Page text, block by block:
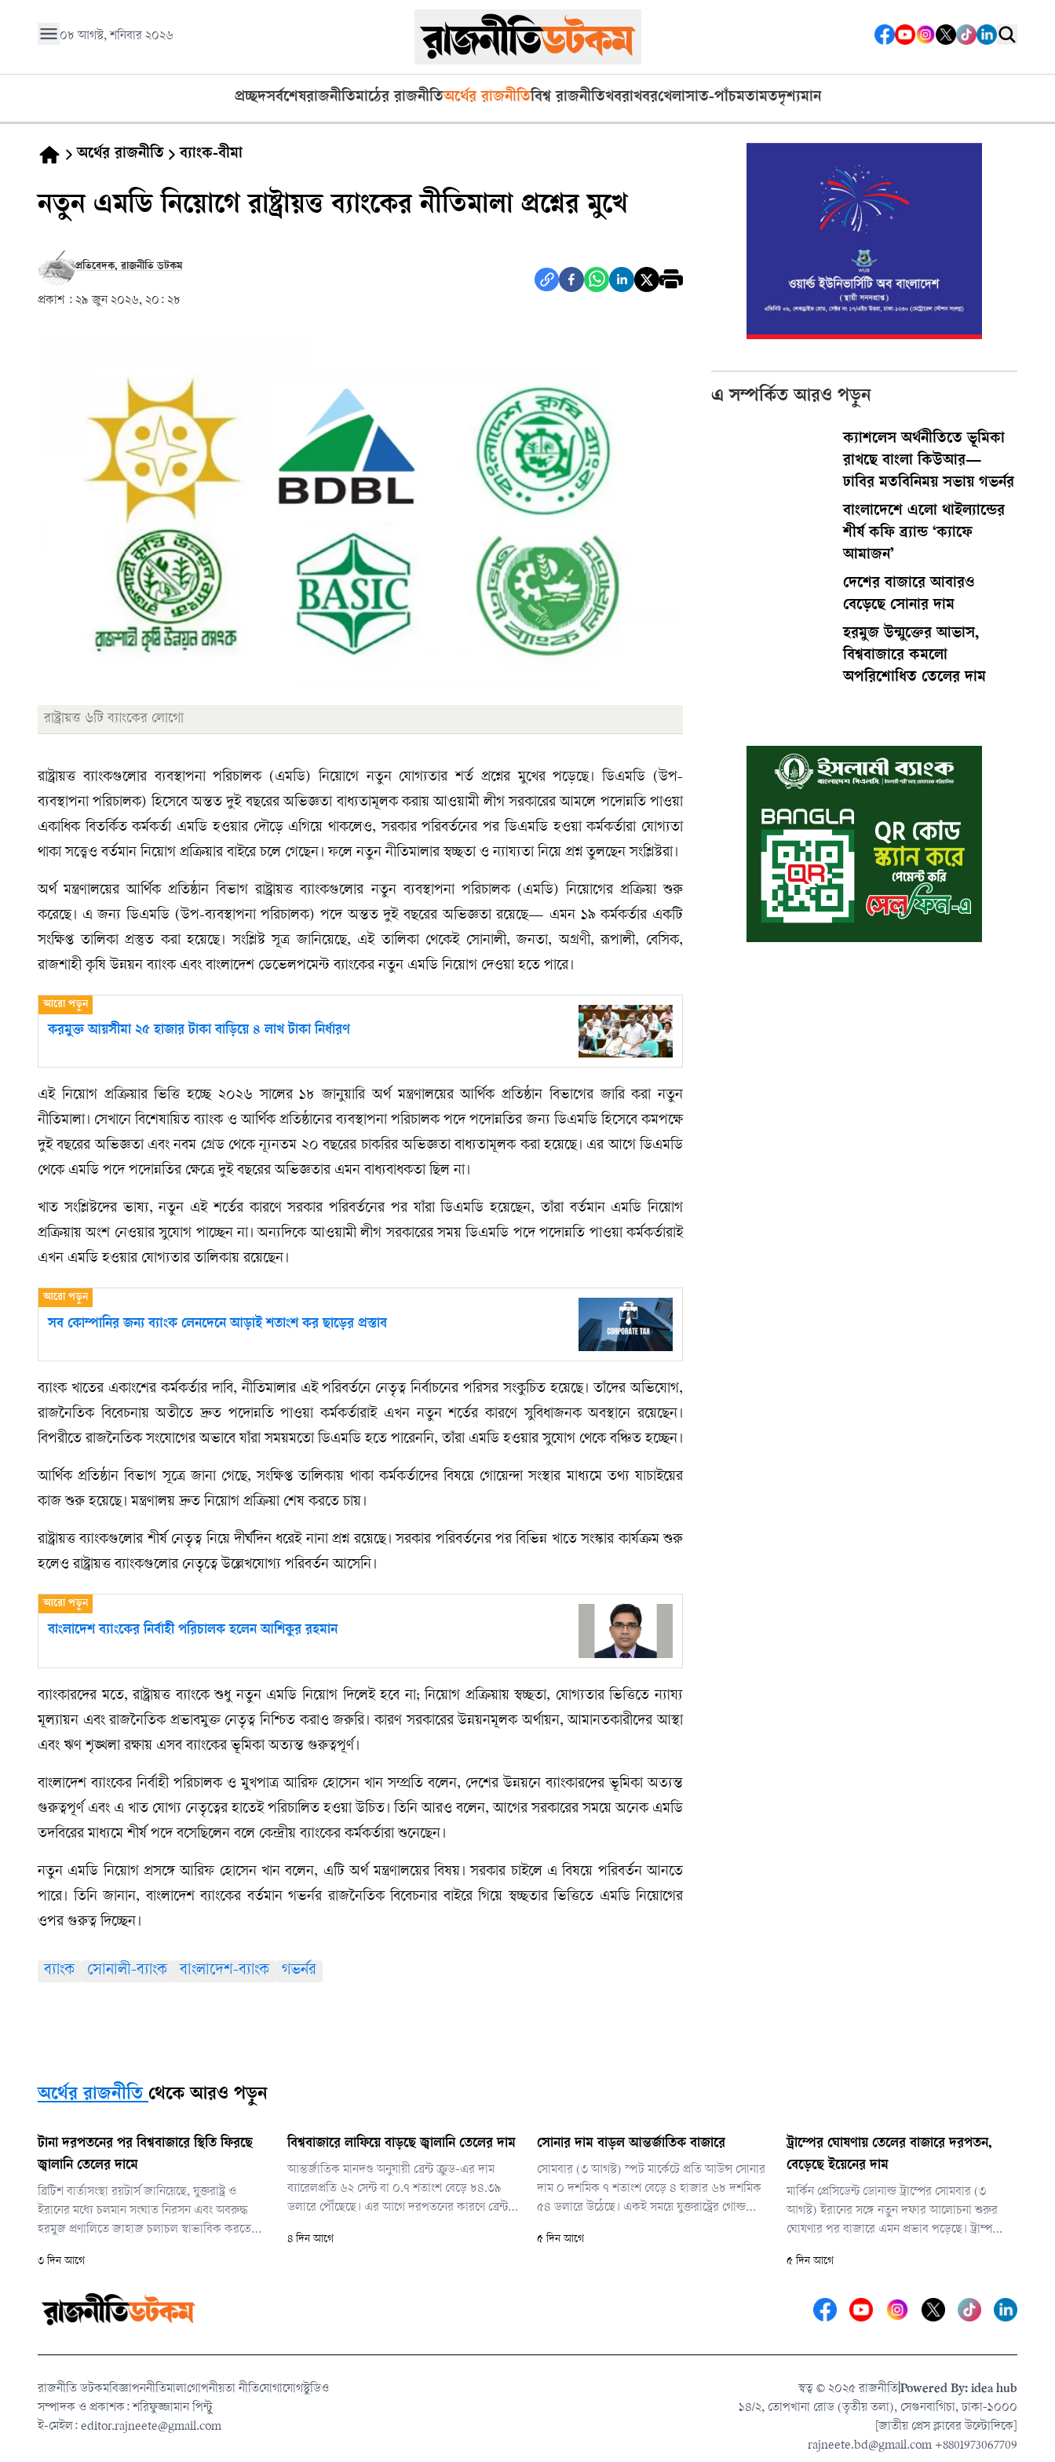
০৮ আগস্ট, শনিবার ২০২৬
প্রচ্ছদসর্বশেষরাজনীতিমাঠের রাজনীতিঅর্থের রাজনীতিবিশ্ব রাজনীতিখবরাখবরখেলাসাত-পাঁচমতামতদৃশ্যমান
অর্থের রাজনীতি ব্যাংক-বীমা
নতুন এমডি নিয়োগে রাষ্ট্রায়ত্ত ব্যাংকের নীতিমালা প্রশ্নের মুখে
প্রতিবেদক, রাজনীতি ডটকম
প্রকাশ : ২৯ জুন ২০২৬, ২০: ২৮
রাষ্ট্রায়ত্ত ৬টি ব্যাংকের লোগো
রাষ্ট্রায়ত্ত ব্যাংকগুলোর ব্যবস্থাপনা পরিচালক (এমডি) নিয়োগে নতুন যোগ্যতার শর্ত প্রশ্নের মুখের পড়েছে। ডিএমডি (উপ-
ব্যবস্থাপনা পরিচালক) হিসেবে অন্তত দুই বছরের অভিজ্ঞতা বাধ্যতামূলক করায় আওয়ামী লীগ সরকারের আমলে পদোন্নতি পাওয়া
একাধিক বিতর্কিত কর্মকর্তা এমডি হওয়ার দৌড়ে এগিয়ে থাকলেও, সরকার পরিবর্তনের পর ডিএমডি হওয়া কর্মকর্তারা যোগ্যতা
থাকা সত্ত্বেও বর্তমান নিয়োগ প্রক্রিয়ার বাইরে চলে গেছেন। ফলে নতুন নীতিমালার স্বচ্ছতা ও ন্যায্যতা নিয়ে প্রশ্ন তুলছেন সংশ্লিষ্টরা।
অর্থ মন্ত্রণালয়ের আর্থিক প্রতিষ্ঠান বিভাগ রাষ্ট্রায়ত্ত ব্যাংকগুলোর নতুন ব্যবস্থাপনা পরিচালক (এমডি) নিয়োগের প্রক্রিয়া শুরু
করেছে। এ জন্য ডিএমডি (উপ-ব্যবস্থাপনা পরিচালক) পদে অন্তত দুই বছরের অভিজ্ঞতা রয়েছে— এমন ১৯ কর্মকর্তার একটি
সংক্ষিপ্ত তালিকা প্রস্তুত করা হয়েছে। সংশ্লিষ্ট সূত্র জানিয়েছে, এই তালিকা থেকেই সোনালী, জনতা, অগ্রণী, রূপালী, বেসিক,
রাজশাহী কৃষি উন্নয়ন ব্যাংক এবং বাংলাদেশ ডেভেলপমেন্ট ব্যাংকের নতুন এমডি নিয়োগ দেওয়া হতে পারে।
করমুক্ত আয়সীমা ২৫ হাজার টাকা বাড়িয়ে ৪ লাখ টাকা নির্ধারণ
এই নিয়োগ প্রক্রিয়ার ভিত্তি হচ্ছে ২০২৬ সালের ১৮ জানুয়ারি অর্থ মন্ত্রণালয়ের আর্থিক প্রতিষ্ঠান বিভাগের জারি করা নতুন
নীতিমালা। সেখানে বিশেষায়িত ব্যাংক ও আর্থিক প্রতিষ্ঠানের ব্যবস্থাপনা পরিচালক পদে পদোন্নতির জন্য ডিএমডি হিসেবে কমপক্ষে
দুই বছরের অভিজ্ঞতা এবং নবম গ্রেড থেকে ন্যূনতম ২০ বছরের চাকরির অভিজ্ঞতা বাধ্যতামূলক করা হয়েছে। এর আগে ডিএমডি
থেকে এমডি পদে পদোন্নতির ক্ষেত্রে দুই বছরের অভিজ্ঞতার এমন বাধ্যবাধকতা ছিল না।
খাত সংশ্লিষ্টদের ভাষ্য, নতুন এই শর্তের কারণে সরকার পরিবর্তনের পর যাঁরা ডিএমডি হয়েছেন, তাঁরা বর্তমান এমডি নিয়োগ
প্রক্রিয়ায় অংশ নেওয়ার সুযোগ পাচ্ছেন না। অন্যদিকে আওয়ামী লীগ সরকারের সময় ডিএমডি পদে পদোন্নতি পাওয়া কর্মকর্তারাই
এখন এমডি হওয়ার যোগ্যতার তালিকায় রয়েছেন।
সব কোম্পানির জন্য ব্যাংক লেনদেনে আড়াই শতাংশ কর ছাড়ের প্রস্তাব
ব্যাংক খাতের একাংশের কর্মকর্তার দাবি, নীতিমালার এই পরিবর্তনে নেতৃত্ব নির্বাচনের পরিসর সংকুচিত হয়েছে। তাঁদের অভিযোগ,
রাজনৈতিক বিবেচনায় অতীতে দ্রুত পদোন্নতি পাওয়া কর্মকর্তারাই এখন নতুন শর্তের কারণে সুবিধাজনক অবস্থানে রয়েছেন।
বিপরীতে রাজনৈতিক সংযোগের অভাবে যাঁরা সময়মতো ডিএমডি হতে পারেননি, তাঁরা এমডি হওয়ার সুযোগ থেকে বঞ্চিত হচ্ছেন।
আর্থিক প্রতিষ্ঠান বিভাগ সূত্রে জানা গেছে, সংক্ষিপ্ত তালিকায় থাকা কর্মকর্তাদের বিষয়ে গোয়েন্দা সংস্থার মাধ্যমে তথ্য যাচাইয়ের
কাজ শুরু হয়েছে। মন্ত্রণালয় দ্রুত নিয়োগ প্রক্রিয়া শেষ করতে চায়।
রাষ্ট্রায়ত্ত ব্যাংকগুলোর শীর্ষ নেতৃত্ব নিয়ে দীর্ঘদিন ধরেই নানা প্রশ্ন রয়েছে। সরকার পরিবর্তনের পর বিভিন্ন খাতে সংস্কার কার্যক্রম শুরু
হলেও রাষ্ট্রায়ত্ত ব্যাংকগুলোর নেতৃত্বে উল্লেখযোগ্য পরিবর্তন আসেনি।
বাংলাদেশ ব্যাংকের নির্বাহী পরিচালক হলেন আশিকুর রহমান
ব্যাংকারদের মতে, রাষ্ট্রায়ত্ত ব্যাংকে শুধু নতুন এমডি নিয়োগ দিলেই হবে না; নিয়োগ প্রক্রিয়ায় স্বচ্ছতা, যোগ্যতার ভিত্তিতে ন্যায্য
মূল্যায়ন এবং রাজনৈতিক প্রভাবমুক্ত নেতৃত্ব নিশ্চিত করাও জরুরি। কারণ সরকারের উন্নয়নমূলক অর্থায়ন, আমানতকারীদের আস্থা
এবং ঋণ শৃঙ্খলা রক্ষায় এসব ব্যাংকের ভূমিকা অত্যন্ত গুরুত্বপূর্ণ।
বাংলাদেশ ব্যাংকের নির্বাহী পরিচালক ও মুখপাত্র আরিফ হোসেন খান সম্প্রতি বলেন, দেশের উন্নয়নে ব্যাংকারদের ভূমিকা অত্যন্ত
গুরুত্বপূর্ণ এবং এ খাত যোগ্য নেতৃত্বের হাতেই পরিচালিত হওয়া উচিত। তিনি আরও বলেন, আগের সরকারের সময়ে অনেক এমডি
তদবিরের মাধ্যমে শীর্ষ পদে বসেছিলেন বলে কেন্দ্রীয় ব্যাংকের কর্মকর্তারা শুনেছেন।
নতুন এমডি নিয়োগ প্রসঙ্গে আরিফ হোসেন খান বলেন, এটি অর্থ মন্ত্রণালয়ের বিষয়। সরকার চাইলে এ বিষয়ে পরিবর্তন আনতে
পারে। তিনি জানান, বাংলাদেশ ব্যাংকের বর্তমান গভর্নর রাজনৈতিক বিবেচনার বাইরে গিয়ে স্বচ্ছতার ভিত্তিতে এমডি নিয়োগের
ওপর গুরুত্ব দিচ্ছেন।
ব্যাংক সোনালী-ব্যাংক বাংলাদেশ-ব্যাংক গভর্নর
এ সম্পর্কিত আরও পড়ুন
ক্যাশলেস অর্থনীতিতে ভূমিকা
রাখছে বাংলা কিউআর—
ঢাবির মতবিনিময় সভায় গভর্নর
বাংলাদেশে এলো থাইল্যান্ডের
শীর্ষ কফি ব্র্যান্ড ‘ক্যাফে
আমাজন’
দেশের বাজারে আবারও
বেড়েছে সোনার দাম
হরমুজ উন্মুক্তের আভাস,
বিশ্ববাজারে কমলো
অপরিশোধিত তেলের দাম
অর্থের রাজনীতি থেকে আরও পড়ুন
টানা দরপতনের পর বিশ্ববাজারে স্থিতি ফিরছে
জ্বালানি তেলের দামে
ব্রিটিশ বার্তাসংস্থা রয়টার্স জানিয়েছে, যুক্তরাষ্ট্র ও
ইরানের মধ্যে চলমান সংঘাত নিরসন এবং অবরুদ্ধ
হরমুজ প্রণালিতে জাহাজ চলাচল স্বাভাবিক করতে
বিনিয়োগকারীরা। এর ফলেই তেলের বাজারে কিছুটা
৩ দিন আগে
বিশ্ববাজারে লাফিয়ে বাড়ছে জ্বালানি তেলের দাম
আন্তর্জাতিক মানদণ্ড অনুযায়ী ব্রেন্ট ক্রুড-এর দাম
ব্যারেলপ্রতি ৬২ সেন্ট বা ০.৭ শতাংশ বেড়ে ৮৪.৩৯
ডলারে পৌঁছেছে। এর আগে দরপতনের কারণে ব্রেন্ট
গিয়েছিল।
৪ দিন আগে
সোনার দাম বাড়ল আন্তর্জাতিক বাজারে
সোমবার (৩ আগস্ট) স্পট মার্কেটে প্রতি আউন্স সোনার
দাম ০ দশমিক ৭ শতাংশ বেড়ে ৪ হাজার ৬৮ দশমিক
৫৪ ডলারে উঠেছে। একই সময়ে যুক্তরাষ্ট্রের গোল্ড
বিক্রি হয়েছে প্রতি আউন্স ৪ হাজার ৬৬ দশমিক ৬০
৫ দিন আগে
ট্রাম্পের ঘোষণায় তেলের বাজারে দরপতন,
বেড়েছে ইয়েনের দাম
মার্কিন প্রেসিডেন্ট ডোনাল্ড ট্রাম্পের সোমবার (৩
আগস্ট) ইরানের সঙ্গে নতুন দফার আলোচনা শুরুর
ঘোষণার পর বাজারে এমন প্রভাব পড়েছে। ট্রাম্প
পারমাণবিক কর্মসূচি নিয়ে সমঝোতার সুযোগ তৈরি
হয়েছে।
৫ দিন আগে
রাজনীতি ডটকমবিজ্ঞাপননীতিমালাগোপনীয়তা নীতিযোগাযোগস্টুডিও
সম্পাদক ও প্রকাশক: শরিফুজ্জামান পিন্টু
ই-মেইল: editor.rajneete@gmail.com
স্বত্ব © ২০২৫ রাজনীতিPowered By: idea hub
১৪/২, তোপখানা রোড (তৃতীয় তলা), সেগুনবাগিচা, ঢাকা-১০০০
[জাতীয় প্রেস ক্লাবের উল্টোদিকে]
rajneete.bd@gmail.com +8801973067709